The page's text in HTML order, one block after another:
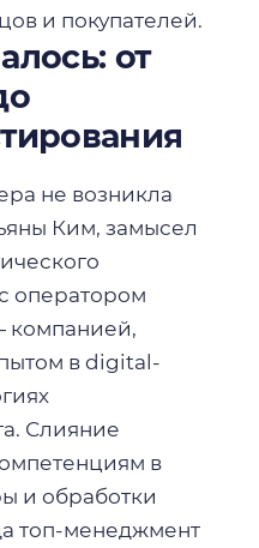
и покупателей.
от
не возникла
Ким, замысел
оператором
компанией,
в digital-
Слияние
в
и обработки
топ-менеджмент